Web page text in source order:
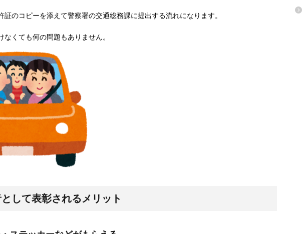
証のコピーを添えて警察署の交通総務課に提出する流れになります。
なくても何の問題もありません。
して表彰されるメリット